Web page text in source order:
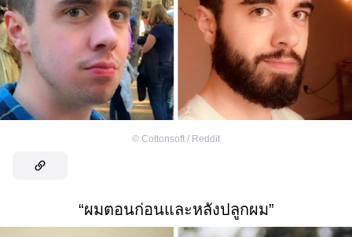
© Cottonsoft / Reddit
“ผมตอนก่อนและหลังปลูกผม”